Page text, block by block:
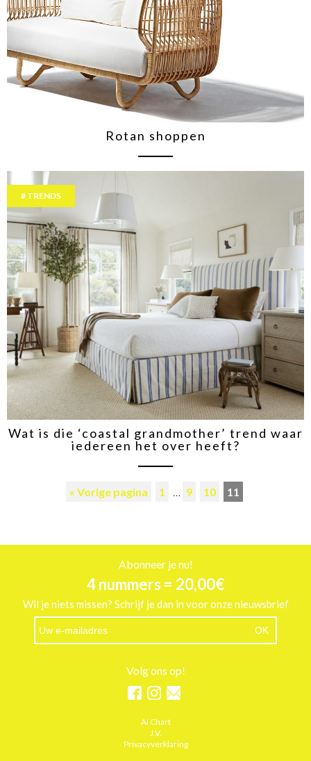
Rotan shoppen
TRENDS
Wat is die ‘coastal grandmother’ trend waar
iedereen het over heeft?
« Vorige pagina 1 9 10 11
Abonneer je nu!
4 nummers = 20,00€
Wil je niets missen? Schrijf je dan in voor onze nieuwsbrief
Volg ons op!
AI Chart
J.V.
Privacyverklaring